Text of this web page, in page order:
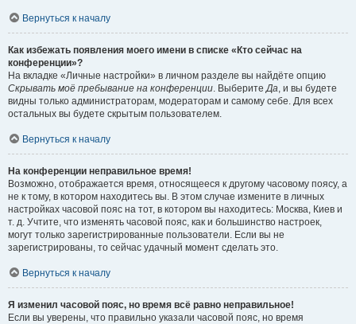
Вернуться к началу
Как избежать появления моего имени в списке «Кто сейчас на
конференции»?
На вкладке «Личные настройки» в личном разделе вы найдёте опцию
Скрывать моё пребывание на конференции. ВыберитеДа, и вы будете
видны только администраторам, модераторам и самому себе. Для всех
остальных вы будете скрытым пользователем.
Вернуться к началу
На конференции неправильное время!
Возможно, отображается время, относящееся к другому часовому поясу, а
не к тому, в котором находитесь вы. В этом случае измените в личных
настройках часовой пояс на тот, в котором вы находитесь: Москва, Киев и
т. д. Учтите, что изменять часовой пояс, как и большинство настроек,
могут только зарегистрированные пользователи. Если вы не
зарегистрированы, то сейчас удачный момент сделать это.
Вернуться к началу
Я изменил часовой пояс, но время всё равно неправильное!
Если вы уверены, что правильно указали часовой пояс, но время